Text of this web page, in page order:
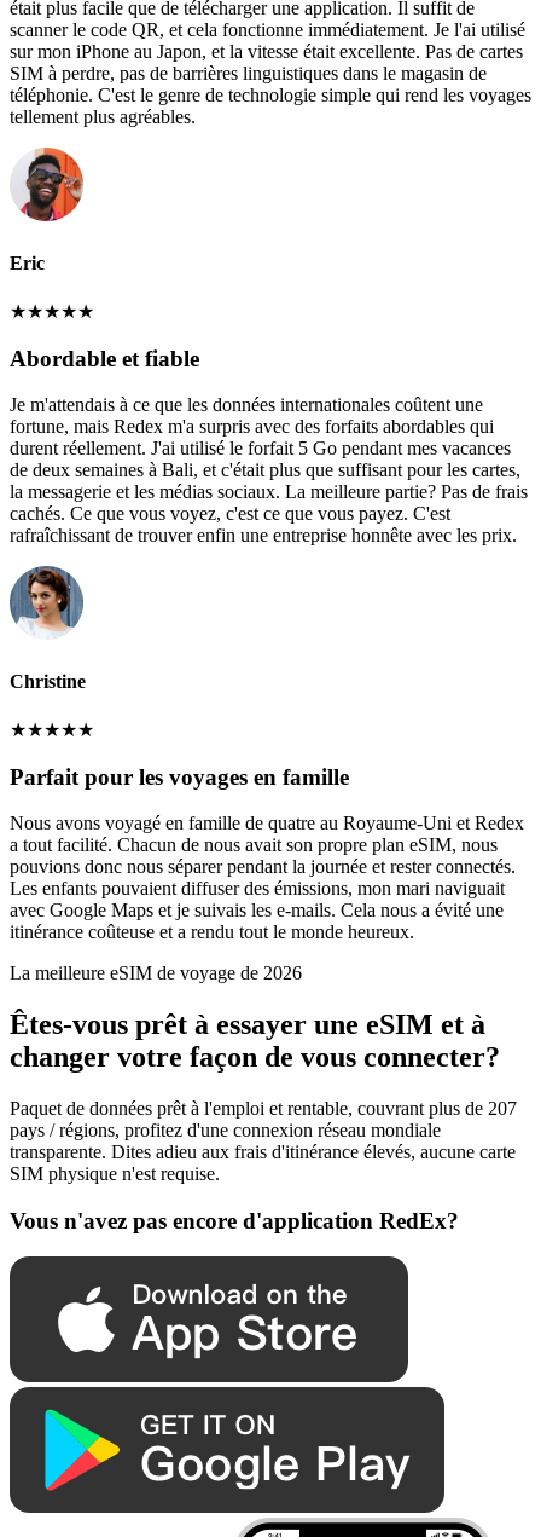
était plus facile que de télécharger une application. Il suffit de
scanner le code QR, et cela fonctionne immédiatement. Je l'ai utilisé
sur mon iPhone au Japon, et la vitesse était excellente. Pas de cartes
SIM à perdre, pas de barrières linguistiques dans le magasin de
téléphonie. C'est le genre de technologie simple qui rend les voyages
tellement plus agréables.
Eric
★★★★★
Abordable et fiable
Je m'attendais à ce que les données internationales coûtent une
fortune, mais Redex m'a surpris avec des forfaits abordables qui
durent réellement. J'ai utilisé le forfait 5 Go pendant mes vacances
de deux semaines à Bali, et c'était plus que suffisant pour les cartes,
la messagerie et les médias sociaux. La meilleure partie? Pas de frais
cachés. Ce que vous voyez, c'est ce que vous payez. C'est
rafraîchissant de trouver enfin une entreprise honnête avec les prix.
Christine
★★★★★
Parfait pour les voyages en famille
Nous avons voyagé en famille de quatre au Royaume-Uni et Redex
a tout facilité. Chacun de nous avait son propre plan eSIM, nous
pouvions donc nous séparer pendant la journée et rester connectés.
Les enfants pouvaient diffuser des émissions, mon mari naviguait
avec Google Maps et je suivais les e-mails. Cela nous a évité une
itinérance coûteuse et a rendu tout le monde heureux.
La meilleure eSIM de voyage de 2026
Êtes-vous prêt à essayer une eSIM et à
changer votre façon de vous connecter?
Paquet de données prêt à l'emploi et rentable, couvrant plus de 207
pays / régions, profitez d'une connexion réseau mondiale
transparente. Dites adieu aux frais d'itinérance élevés, aucune carte
SIM physique n'est requise.
Vous n'avez pas encore d'application RedEx?